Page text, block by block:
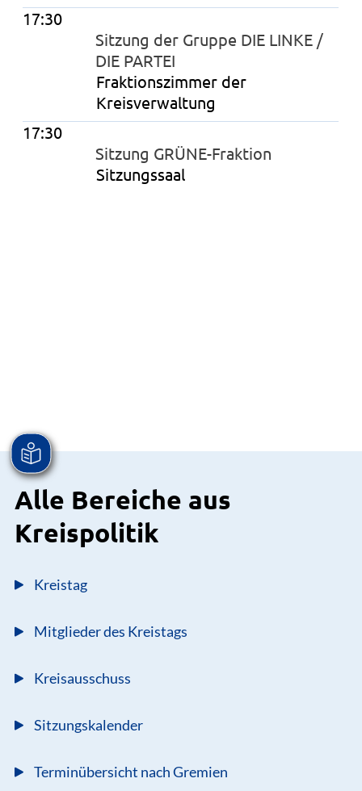
17:30
Sitzung der Gruppe DIE LINKE /
DIE PARTEI
Fraktionszimmer der
Kreisverwaltung
17:30
Sitzung GRÜNE-Fraktion
Sitzungssaal
Alle Bereiche aus
Kreispolitik
Kreistag
Mitglieder des Kreistags
Kreisausschuss
Sitzungskalender
Terminübersicht nach Gremien